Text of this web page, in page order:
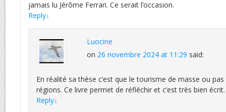
jamais lu Jérôme Ferrari. Ce serait l’occasion.
Reply↓
Luocine
on 26 novembre 2024 at 11:29 said:
En réalité sa thèse c’est que le tourisme de masse ou
régions. Ce livre permet de réfléchir et c’est très bien écrit.
Reply↓